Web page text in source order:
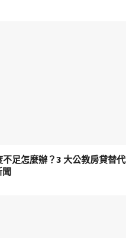
足怎麼辦？3 大公教房貸替代